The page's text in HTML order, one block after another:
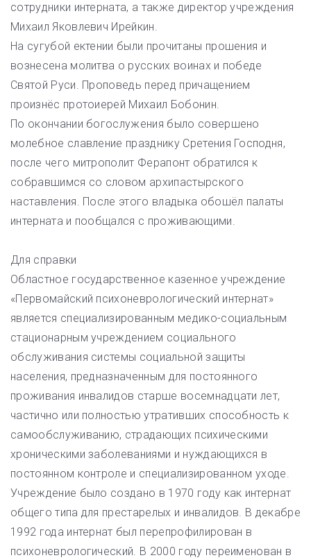
сотрудники интерната, а также директор учреждения
Михаил Яковлевич Ирейкин.
На сугубой ектении были прочитаны прошения и
вознесена молитва о русских воинах и победе
Святой Руси. Проповедь перед причащением
произнёс протоиерей Михаил Бобонин.
По окончании богослужения было совершено
молебное славление празднику Сретения Господня,
после чего митрополит Ферапонт обратился к
собравшимся со словом архипастырского
наставления. После этого владыка обошёл палаты
интерната и пообщался с проживающими.
Для справки
Областное государственное казенное учреждение
«Первомайский психоневрологический интернат»
является специализированным медико-социальным
стационарным учреждением социального
обслуживания системы социальной защиты
населения, предназначенным для постоянного
проживания инвалидов старше восемнадцати лет,
частично или полностью утративших способность к
самообслуживанию, страдающих психическими
хроническими заболеваниями и нуждающихся в
постоянном контроле и специализированном уходе.
Учреждение было создано в 1970 году как интернат
общего типа для престарелых и инвалидов. В декабре
1992 года интернат был перепрофилирован в
психоневрологический. В 2000 году переименован в